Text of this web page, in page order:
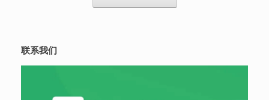
联系我们